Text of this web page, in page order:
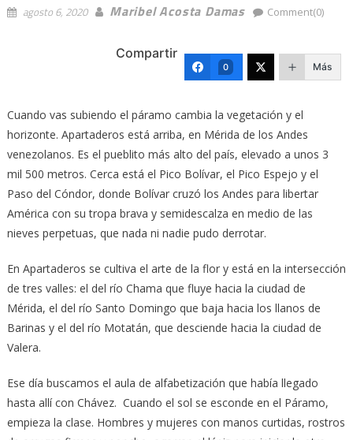
agosto 6, 2020 Maribel Acosta Damas Comment(0)
Compartir
0 Más
Cuando vas subiendo el páramo cambia la vegetación y el
horizonte. Apartaderos está arriba, en Mérida de los Andes
venezolanos. Es el pueblito más alto del país, elevado a unos 3
mil 500 metros. Cerca está el Pico Bolívar, el Pico Espejo y el
Paso del Cóndor, donde Bolívar cruzó los Andes para libertar
América con su tropa brava y semidescalza en medio de las
nieves perpetuas, que nada ni nadie pudo derrotar.
En Apartaderos se cultiva el arte de la flor y está en la intersección
de tres valles: el del río Chama que fluye hacia la ciudad de
Mérida, el del río Santo Domingo que baja hacia los llanos de
Barinas y el del río Motatán, que desciende hacia la ciudad de
Valera.
Ese día buscamos el aula de alfabetización que había llegado
hasta allí con Chávez. Cuando el sol se esconde en el Páramo,
empieza la clase. Hombres y mujeres con manos curtidas, rostros